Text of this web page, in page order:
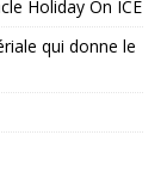
Holiday On ICE
qui donne le